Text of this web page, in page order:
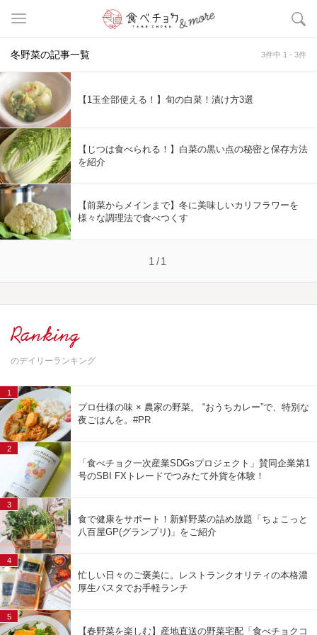
冬野菜の記事一覧 3件中 1 - 3件
【1玉全部使える！】旬の白菜！漬け方3選
【じつは食べられる！】白菜の黒い点の秘密と保存方法
を紹介
【前菜からメインまで】冬に美味しいカリフラワーを
様々な調理法で食べつくす
1/1
Ranking
のデイリーランキング
プロ仕様の味 × 農家の野菜。 “おうちカレー”で、特別な
夜ごはんを。#PR
1
「食べチョク一次産業SDGsプロジェクト」賛同企業第1
号のSBI FXトレードでつみたて外貨を体験！
2
食で健康をサポート！新鮮野菜の詰め放題「ちょこっと
八百屋GP(グランプリ)」をご紹介
3
忙しい日々のご褒美に。レストランクオリティの本格濃
厚生パスタでお手軽ランチ
4
【春野菜を楽しむ】産地直送の野菜宅配「食べチョクコ
5